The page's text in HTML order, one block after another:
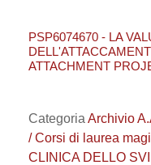
PSP6074670 - LA
ATTACHMENT
Categoria Archivio
/ Corsi di laurea
CLINICA DELLO